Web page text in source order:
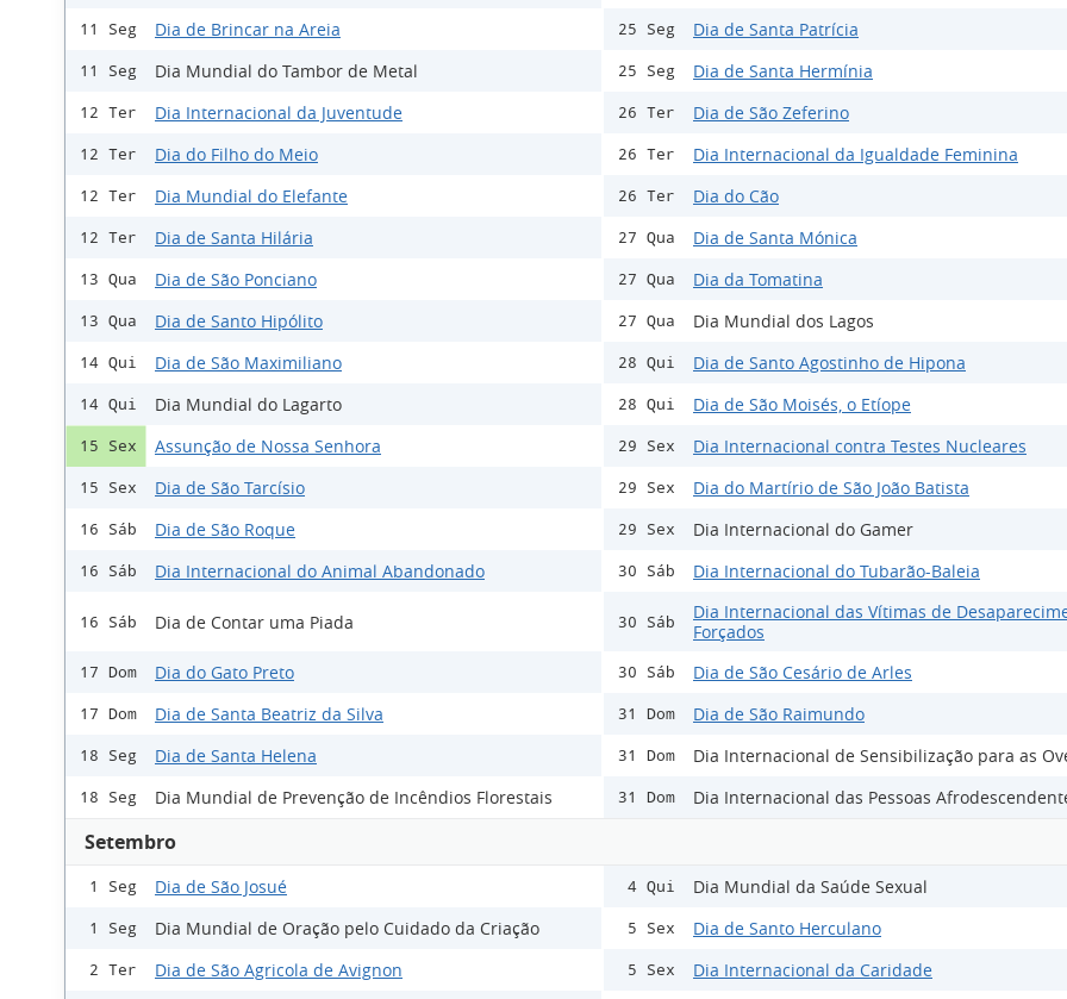
11 Seg Dia de Brincar na Areia
11 Seg Dia Mundial do Tambor de Metal
12 Ter Dia Internacional da Juventude
12 Ter Dia do Filho do Meio
12 Ter Dia Mundial do Elefante
12 Ter Dia de Santa Hilária
13 Qua Dia de São Ponciano
13 Qua Dia de Santo Hipólito
14 Qui Dia de São Maximiliano
14 Qui Dia Mundial do Lagarto
15 Sex Assunção de Nossa Senhora
15 Sex Dia de São Tarcísio
16 Sáb Dia de São Roque
16 Sáb Dia Internacional do Animal Abandonado
16 Sáb Dia de Contar uma Piada
17 Dom Dia do Gato Preto
17 Dom Dia de Santa Beatriz da Silva
18 Seg Dia de Santa Helena
18 Seg Dia Mundial de Prevenção de Incêndios Florestais
25 Seg Dia de Santa Patrícia
25 Seg Dia de Santa Hermínia
26 Ter Dia de São Zeferino
26 Ter Dia Internacional da Igualdade Feminina
26 Ter Dia do Cão
27 Qua Dia de Santa Mónica
27 Qua Dia da Tomatina
27 Qua Dia Mundial dos Lagos
28 Qui Dia de Santo Agostinho de Hipona
28 Qui Dia de São Moisés, o Etíope
29 Sex Dia Internacional contra Testes Nucleares
29 Sex Dia do Martírio de São João Batista
29 Sex Dia Internacional do Gamer
30 Sáb Dia Internacional do Tubarão-Baleia
30 Sáb
Dia Internacional das Vítimas de
Forçados
30 Sáb Dia de São Cesário de Arles
31 Dom Dia de São Raimundo
31 Dom Dia Internacional de Sensibilização para as
31 Dom Dia Internacional das Pessoas
Setembro
1 Seg Dia de São Josué
1 Seg Dia Mundial de Oração pelo Cuidado da Criação
2 Ter Dia de São Agricola de Avignon
4 Qui Dia Mundial da Saúde Sexual
5 Sex Dia de Santo Herculano
5 Sex Dia Internacional da Caridade